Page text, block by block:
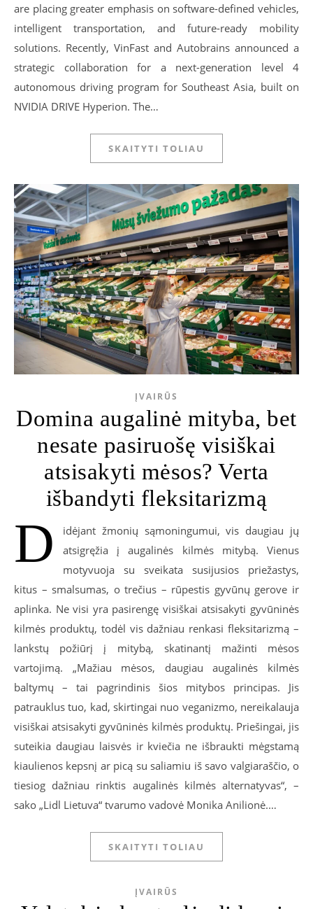
are placing greater emphasis on software-defined vehicles,
intelligent transportation, and future-ready mobility
solutions. Recently, VinFast and Autobrains announced a
strategic collaboration for a next-generation level 4
autonomous driving program for Southeast Asia, built on
NVIDIA DRIVE Hyperion. The…
SKAITYTI TOLIAU
ĮVAIRŪS
Domina augalinė mityba, bet
nesate pasiruošę visiškai
atsisakyti mėsos? Verta
išbandyti fleksitarizmą
D
idėjant žmonių sąmoningumui, vis daugiau jų
atsigręžia į augalinės kilmės mitybą. Vienus
motyvuoja su sveikata susijusios priežastys,
kitus – smalsumas, o trečius – rūpestis gyvūnų gerove ir
aplinka. Ne visi yra pasirengę visiškai atsisakyti gyvūninės
kilmės produktų, todėl vis dažniau renkasi fleksitarizmą –
lankstų požiūrį į mitybą, skatinantį mažinti mėsos
vartojimą. „Mažiau mėsos, daugiau augalinės kilmės
baltymų – tai pagrindinis šios mitybos principas. Jis
patrauklus tuo, kad, skirtingai nuo veganizmo, nereikalauja
visiškai atsisakyti gyvūninės kilmės produktų. Priešingai, jis
suteikia daugiau laisvės ir kviečia ne išbraukti mėgstamą
kiaulienos kepsnį ar picą su saliamiu iš savo valgiaraščio, o
tiesiog dažniau rinktis augalinės kilmės alternatyvas“, –
sako „Lidl Lietuva“ tvarumo vadovė Monika Anilionė.…
SKAITYTI TOLIAU
ĮVAIRŪS